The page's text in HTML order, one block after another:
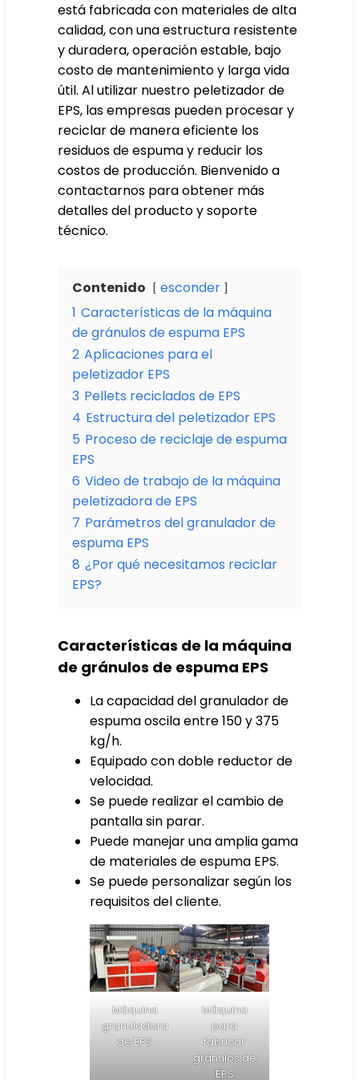
está fabricada con materiales de alta
calidad, con una estructura resistente
y duradera, operación estable, bajo
costo de mantenimiento y larga vida
útil. Al utilizar nuestro peletizador de
EPS, las empresas pueden procesar y
reciclar de manera eficiente los
residuos de espuma y reducir los
costos de producción. Bienvenido a
contactarnos para obtener más
detalles del producto y soporte
técnico.
Contenido
esconder
1 Características de la máquina
de gránulos de espuma EPS
2 Aplicaciones para el
peletizador EPS
3 Pellets reciclados de EPS
4 Estructura del peletizador EPS
5 Proceso de reciclaje de espuma
EPS
6 Video de trabajo de la máquina
peletizadora de EPS
7 Parámetros del granulador de
espuma EPS
8 ¿Por qué necesitamos reciclar
EPS?
Características de la máquina
de gránulos de espuma EPS
La capacidad del granulador de
espuma oscila entre 150 y 375
kg/h.
Equipado con doble reductor de
velocidad.
Se puede realizar el cambio de
pantalla sin parar.
Puede manejar una amplia gama
de materiales de espuma EPS.
Se puede personalizar según los
requisitos del cliente.
Máquina
granuladora
de EPS
Máquina
para
fabricar
gránulos de
EPS